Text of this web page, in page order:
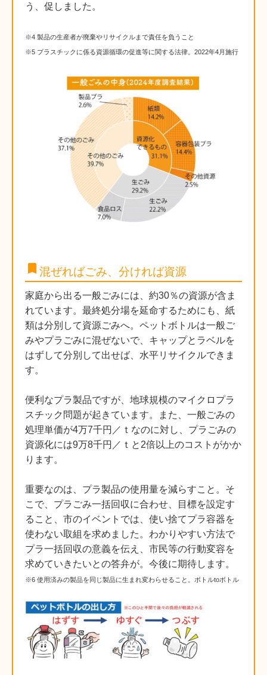
う、促しました。
※4 製品の生産者が廃棄やリサイクルまで責任を負うこと
※5 プラスチックに係る資源循環の促進等に関する法律。2022年4月施行
bookmark 混ぜればごみ、分ければ資源
家庭から出る一般ごみには、約30％の資源が含ま
れています。最終処分場を延命するためにも、紙
類は分別して資源ごみへ。ペットボトルは一般ご
みやプラごみに混ぜないで、キャップとラベルを
はずして分別して出せば、水平リサイクルできま
す。
便利なプラ製品ですが、地球規模のマイクロプラ
スチック問題が起きています。また、一般ごみの
処理単価が4万7千円／ｔなのに対し、プラごみの
資源化には9万8千円／ｔと2倍以上のコストがかか
ります。
重要なのは、プラ製品の使用量を減らすこと。そ
こで、プラごみ一括回収に合わせ、目標を設定す
ること、市のイベントでは、使い捨てプラ容器を
使わない取組を求めました。わかりやすい方法で
プラ一括回収の意義を伝え、市民等の行動変容を
求めていきたいとの答弁が。今後に期待します。
※6 使用済みの製品を同じ製品に生まれ変わらせること。ボトルtoボトル